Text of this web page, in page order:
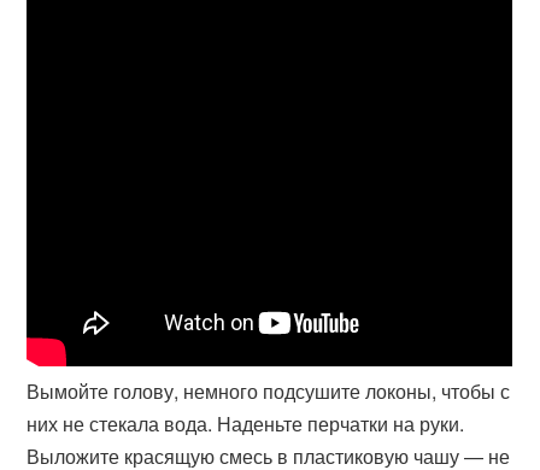
Вымойте голову, немного подсушите локоны, чтобы с
них не стекала вода. Наденьте перчатки на руки.
Выложите красящую смесь в пластиковую чашу — не